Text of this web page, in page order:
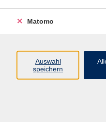
Programm
Pädagogik, Familie &
Gesundheit
Matomo
Auswahl
speichern